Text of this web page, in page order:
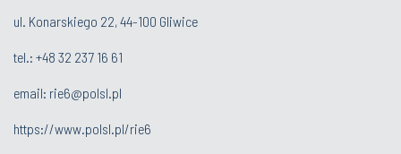
ul. Konarskiego 22, 44-100 Gliwice
tel.: +48 32 237 16 61
email: rie6@polsl.pl
https://www.polsl.pl/rie6